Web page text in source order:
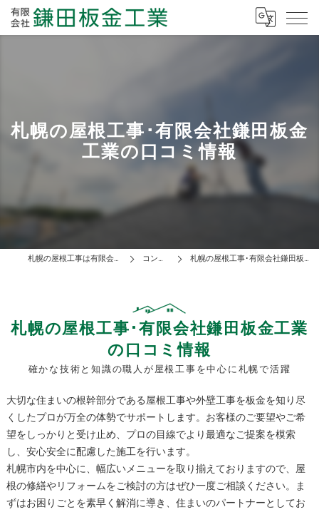
札幌の屋根工事･有限会社鎌田板金
工業の口コミ情報
札幌の屋根工事は有限会社鎌田板金工業 コンセプト 札幌の屋根工事･有限会社鎌田板金工業の口コミ情報
確かな技術と知識の職人が屋根工事を中心に札幌で活躍
札幌の屋根工事･有限会社鎌田板金工業
の口コミ情報
大切な住まいの根幹部分である屋根工事や外壁工事を板金を知り尽
くしたプロが万全の体勢でサポートします。お客様のご要望やご希
望をしっかりと受け止め、プロの目線でより最適なご提案を模索
し、安心安全に配慮した施工を行います。
札幌市内を中心に、幅広いメニューを取り揃えておりますので、屋
根の修繕やリフォームをご検討の方はぜひ一度ご相談ください。ま
ずはお困りごとを素早く解消に導き、住まいのパートナーとしてお